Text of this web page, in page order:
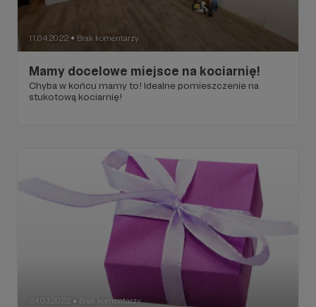
11.04.2022 ● Brak komentarzy
Mamy docelowe miejsce na kociarnię!
Chyba w końcu mamy to! Idealne pomieszczenie na
stukotową kociarnię!
24.03.2022 ● Brak komentarzy